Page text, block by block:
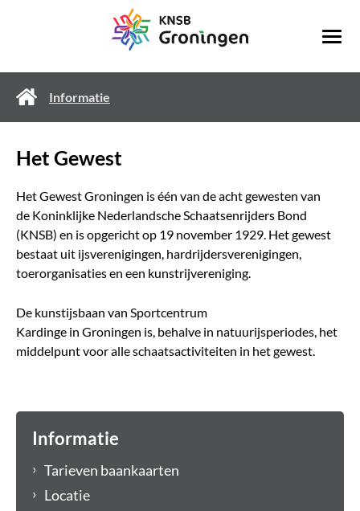
Informatie
Het Gewest
Het Gewest Groningen is één van de acht gewesten van
de Koninklijke Nederlandsche Schaatsenrijders Bond
(KNSB) en is opgericht op 19 november 1929. Het gewest
bestaat uit ijsverenigingen, hardrijdersverenigingen,
toerorganisaties en een kunstrijvereniging.
De kunstijsbaan van Sportcentrum
Kardinge in Groningen is, behalve in natuurijsperiodes, het
middelpunt voor alle schaatsactiviteiten in het gewest.
Informatie
Tarieven baankaarten
Locatie